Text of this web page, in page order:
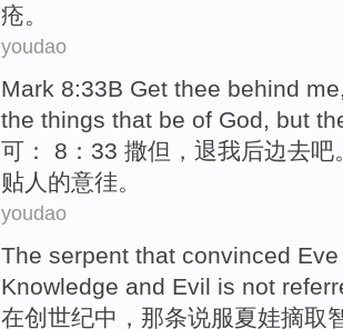
疮。
youdao
Mark 8:33B Get thee behind me
the things that be of God, but
可： 8：33 撒但 ，退我后边去吧
贴人 的意徍。
youdao
The serpent that convinced Eve
Knowledge and Evil is not
在创世纪中， 那条说服夏娃摘取